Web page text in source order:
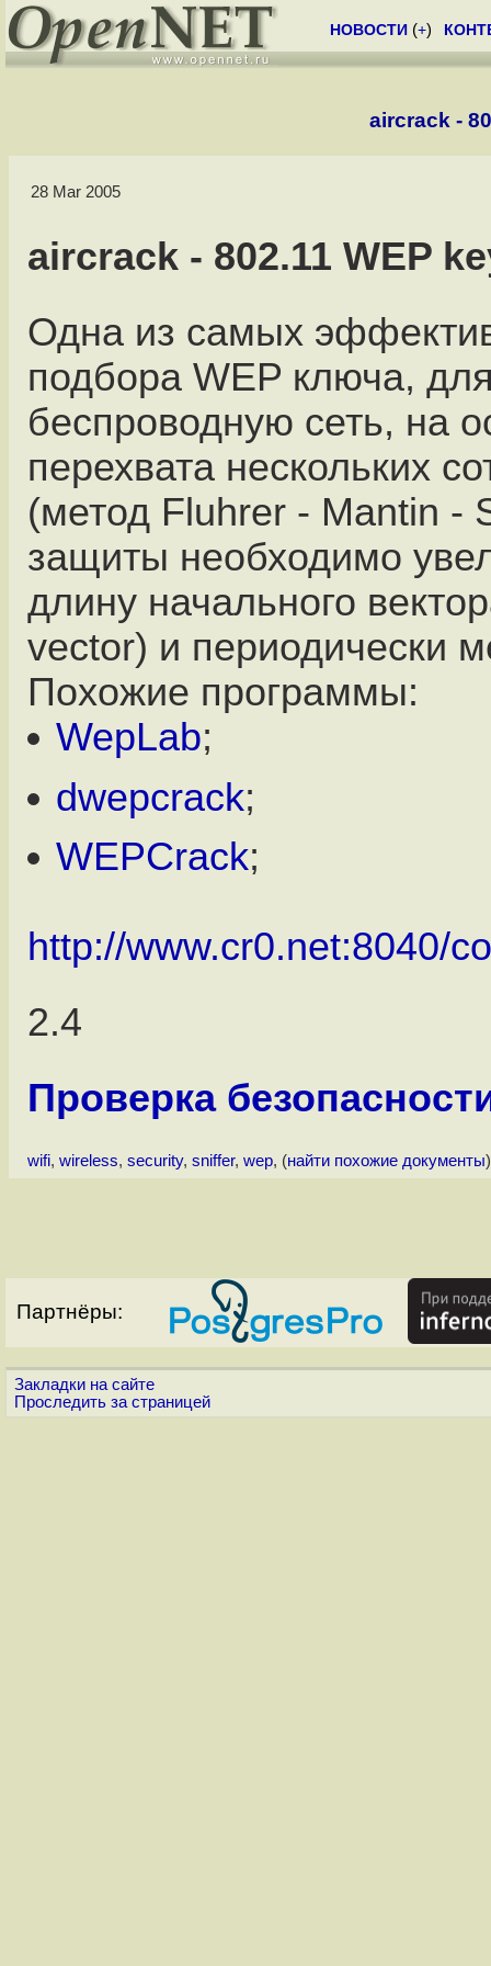
НОВОСТИ (+)
aircrack -
28 Mar 2005
aircrack - 802.11 WEP
Одна из самых
подбора WЕP ключа,
беспроводную сеть, на
перехвата нескольких
(метод Fluhrer - Mantin -
защиты необходимо
длину начального
vector) и периодически
Похожие программы:
WepLab;
dwepcrack;
WEPCrack;
http://www.cr0.net:8040/
2.4
Проверка
wifi, wireless, security, sniffer, wep, (найти похожие документы)
Партнёры:
Закладки на сайте
Проследить за страницей